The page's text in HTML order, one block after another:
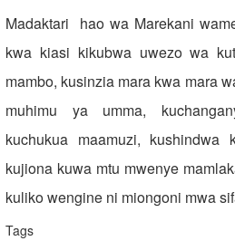
Madaktari hao wa Marekani
kwa kiasi kikubwa uwezo wa
mambo, kusinzia mara kwa mara
muhimu ya umma,
kuchukua maamuzi, kushindwa
kujiona kuwa mtu mwenye
kuliko wengine ni miongoni mwa
Tags